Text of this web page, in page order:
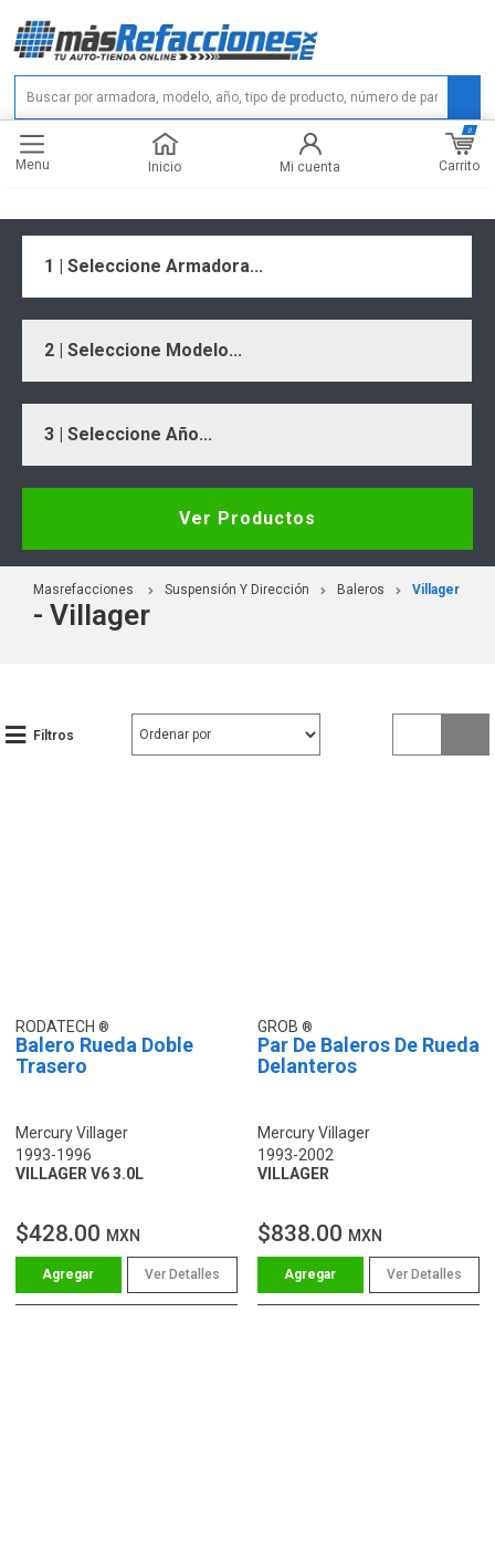
Menu Inicio Mi cuenta Carrito
0
1 | Seleccione Armadora...
2 | Seleccione Modelo...
3 | Seleccione Año...
Ver Productos
Masrefacciones Suspensión Y Dirección Baleros Villager
- Villager
Filtros
RODATECH
Balero Rueda Doble
Trasero
Mercury Villager
1993-1996
VILLAGER V6 3.0L
$428.00 MXN
Ver Detalles
GROB
Par De Baleros De Rueda
Delanteros
Mercury Villager
1993-2002
VILLAGER
$838.00 MXN
Ver Detalles